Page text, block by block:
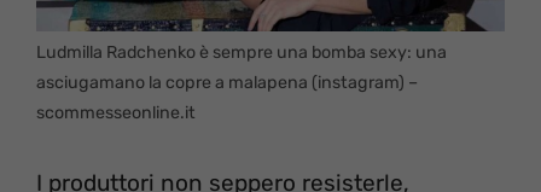
Ludmilla Radchenko è sempre una bomba sexy: una
asciugamano la copre a malapena (instagram) –
scommesseonline.it
I produttori non seppero resisterle,